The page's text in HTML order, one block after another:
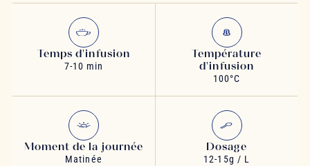
Temps d'infusion
7-10 min
Température
d'infusion
100°C
Moment de la journée
Matinée
Dosage
12-15g / L